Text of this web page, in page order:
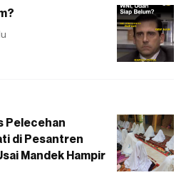
Pelecehan
di Pesantren
Mandek Hampir